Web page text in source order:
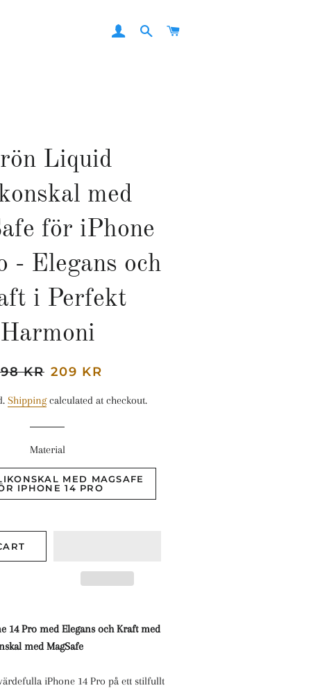
LOG INSEARCH
Liquid
med
för iPhone
- Elegans och
i Perfekt
Harmoni
KR Sale
209 KR
Shippingcalculated at checkout.
Material
MED MAGSAFE
IPHONE 14 PRO
14 Pro med Elegans och Kraft med
med MagSafe
iPhone 14 Pro på ett stilfullt